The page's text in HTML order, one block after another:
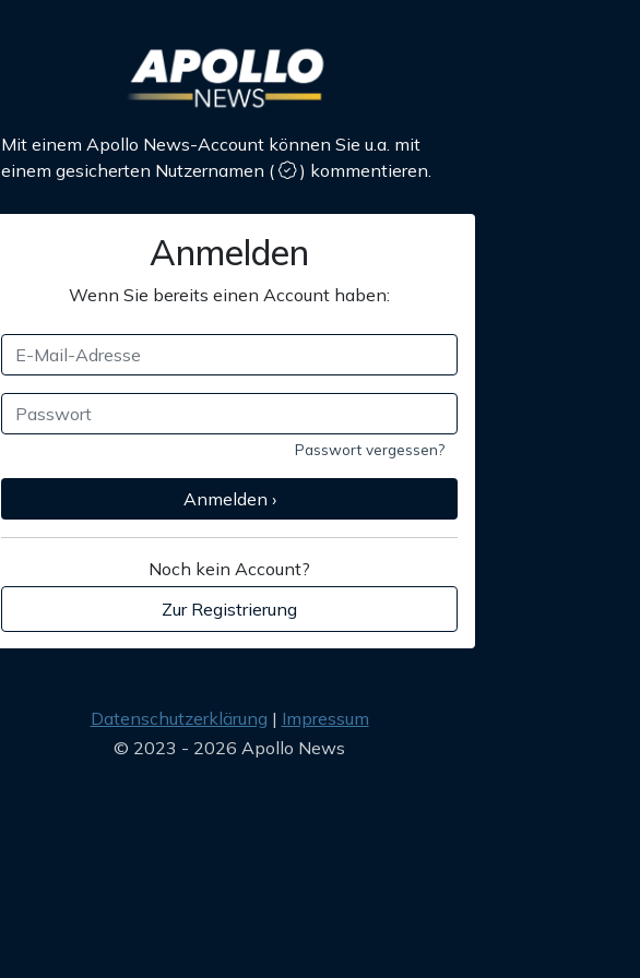
Mit einem Apollo News-Account können Sie u.a. mit
einem gesicherten Nutzernamen ( ) kommentieren.
Anmelden
Wenn Sie bereits einen Account haben:
Passwort vergessen?
Anmelden ›
Noch kein Account?
Zur Registrierung
Datenschutzerklärung
Impressum
© 2023 - 2026 Apollo News